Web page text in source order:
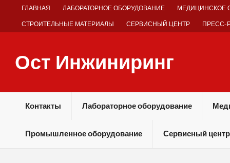
ГЛАВНАЯ ЛАБОРАТОРНОЕ ОБОРУДОВАНИЕ МЕДИЦИНСКОЕ
СТРОИТЕЛЬНЫЕ МАТЕРИАЛЫ СЕРВИСНЫЙ ЦЕНТР ПРЕСС-
Ост Инжиниринг
Контакты Лабораторное оборудование
Промышленное оборудование Сервисный центр